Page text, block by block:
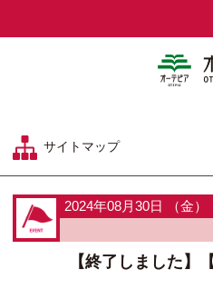
サイトマップ
2024年08月30日 （金）
【終了しました】